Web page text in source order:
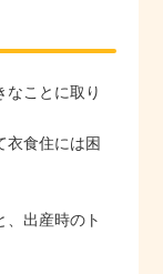
なことに取り
衣食住には困
、出産時のト